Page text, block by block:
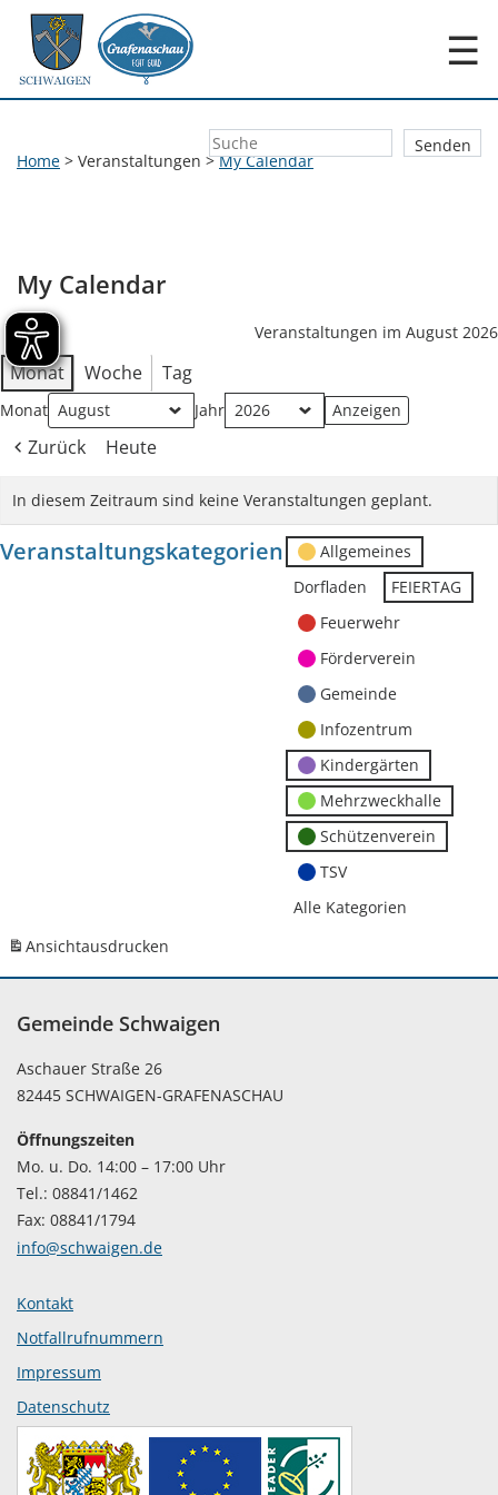
☰
Home > Veranstaltungen >My Calendar
My Calendar
Veranstaltungen im August 2026
Monat Woche Tag
Monat Jahr
Zurück Heute
In diesem Zeitraum sind keine Veranstaltungen geplant.
Veranstaltungskategorien
Allgemeines
Dorfladen
FEIERTAG
Feuerwehr
Förderverein
Gemeinde
Infozentrum
Kindergärten
Mehrzweckhalle
Schützenverein
TSV
Alle Kategorien
Ansichtausdrucken
Gemeinde Schwaigen
Aschauer Straße 26
82445 SCHWAIGEN-GRAFENASCHAU
Öffnungszeiten
Mo. u. Do. 14:00 – 17:00 Uhr
Tel.: 08841/1462
Fax: 08841/1794
info@schwaigen.de
Kontakt
Notfallrufnummern
Impressum
Datenschutz